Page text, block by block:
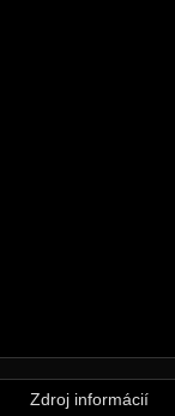
Zdroj informácií